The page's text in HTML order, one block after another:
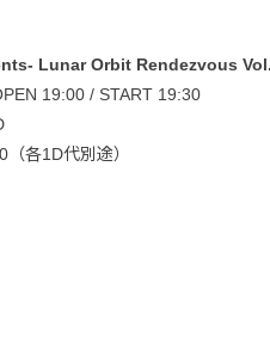
Lunar Orbit Rendezvous
19:00 / START 19:30
各1D代別途）